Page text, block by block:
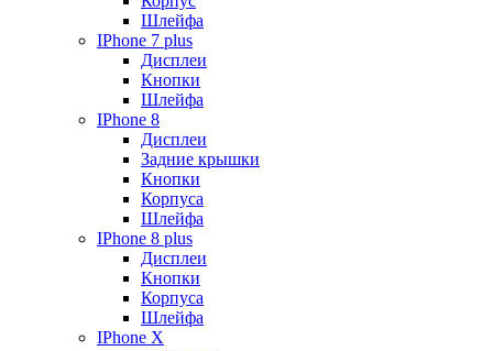
Шлейфа
IPhone 7 plus
Дисплеи
Кнопки
Шлейфа
IPhone 8
Дисплеи
Задние крышки
Кнопки
Корпуса
Шлейфа
IPhone 8 plus
Дисплеи
Кнопки
Корпуса
Шлейфа
IPhone X